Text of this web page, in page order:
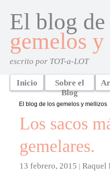
El blog de
gemelos
escrito por TOT-a-LOT
Inicio
Sobre el
Blog
El blog de los gemelos y mellizos
Los sacos
gemelares.
13 febrero, 2015 | Raquel